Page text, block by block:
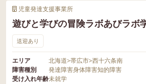
児童発達支援事業所
遊びと学びの冒険ラボあびラボ
送迎あり
エリア 北海道>帯広市>西十六条南
障害種別
発達障害身体障害知的障害
受け入れ年齢未就学